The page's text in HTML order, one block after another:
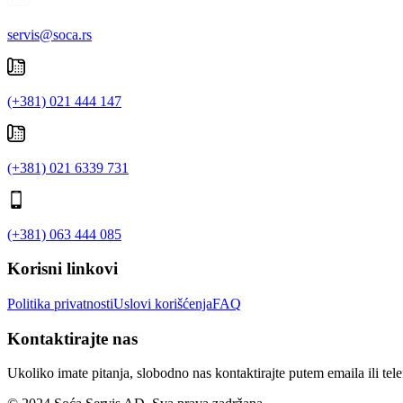
servis@soca.rs
(+381) 021 444 147
(+381) 021 6339 731
(+381) 063 444 085
Korisni linkovi
Politika privatnostiUslovi korišćenjaFAQ
Kontaktirajte nas
Ukoliko imate pitanja, slobodno nas kontaktirajte putem emaila ili